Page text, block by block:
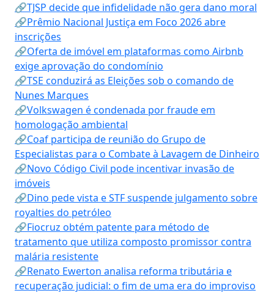
🔗TJSP decide que infidelidade não gera dano moral
🔗Prêmio Nacional Justiça em Foco 2026 abre
inscrições
🔗Oferta de imóvel em plataformas como Airbnb
exige aprovação do condomínio
🔗TSE conduzirá as Eleições sob o comando de
Nunes Marques
🔗Volkswagen é condenada por fraude em
homologação ambiental
🔗Coaf participa de reunião do Grupo de
Especialistas para o Combate à Lavagem de Dinheiro
🔗Novo Código Civil pode incentivar invasão de
imóveis
🔗Dino pede vista e STF suspende julgamento sobre
royalties do petróleo
🔗Fiocruz obtém patente para método de
tratamento que utiliza composto promissor contra
malária resistente
🔗Renato Ewerton analisa reforma tributária e
recuperação judicial: o fim de uma era do improviso